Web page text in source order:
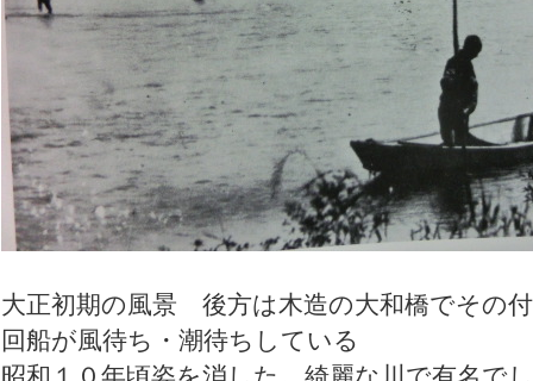
大正初期の風景 後方は木造の大和橋でその
回船が風待ち・潮待ちしている